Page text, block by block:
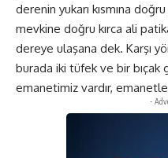
derenin yukarı kısmına
mevkine doğru kırca ali
dereye ulaşana dek. Karşı
burada iki tüfek ve bir bıçak
emanetimiz vardır,
-